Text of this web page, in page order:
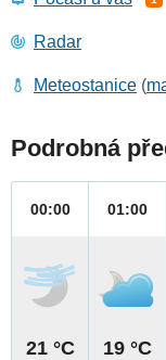
Radar
Meteostanice (
Podrobná
00:00
21 °C
01:00
19 °C